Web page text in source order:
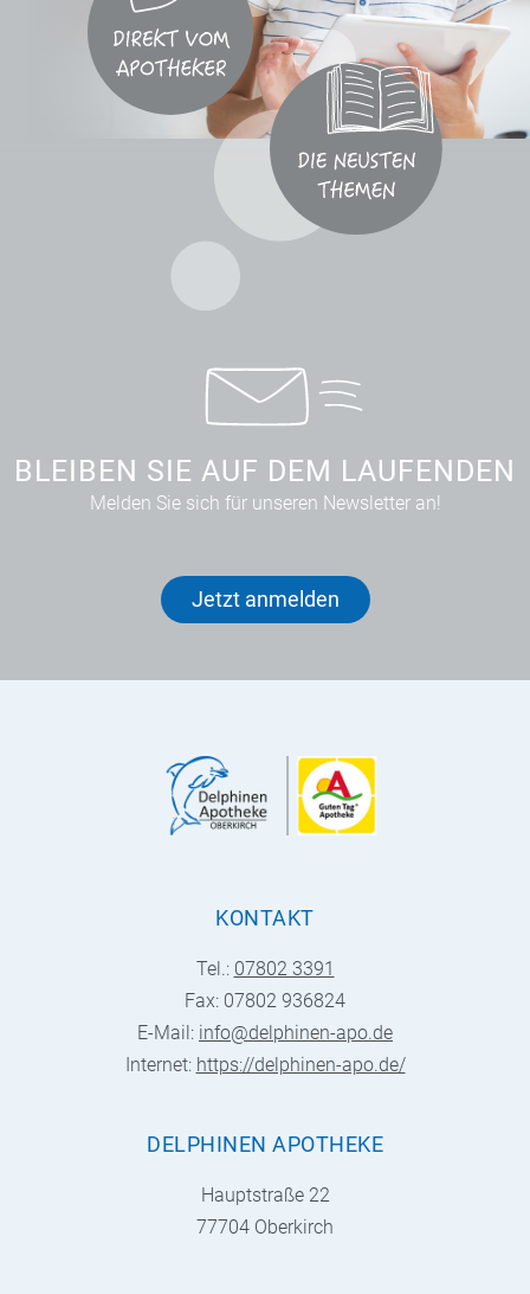
BLEIBEN SIE AUF DEM LAUFENDEN
Melden Sie sich für unseren Newsletter an!
Jetzt anmelden
KONTAKT
Tel.: 07802 3391
Fax: 07802 936824
E-Mail: info@delphinen-apo.de
Internet: https://delphinen-apo.de/
DELPHINEN APOTHEKE
Hauptstraße 22
77704 Oberkirch